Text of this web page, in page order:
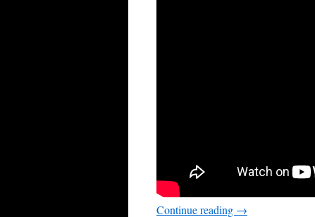
Continue reading →